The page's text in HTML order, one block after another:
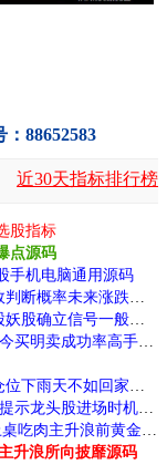
88652583
近30天指标排行榜
股指标
点源码
手机电脑通用源码
通达信【马尔可夫链】副图指标涨停打不打有效判断概率未来涨跌与历史无关源码
通达信原创殷富浮筹交易牛股模型综合模型牛股妖股确立信号一般发生在第二板源码
通达信 【阴线尾盘擒阳】主副图选股 尾盘买入今买明卖成功率高手机电脑通用 源码文件分享
通达信【大盘温度】副图指标行情不好时稳住仓位下雨天不如回家喝茶源码
通达信【龙头启动点】量化副图/选股指标 精准提示龙头股进场时机源码
通达信某处售价688元【锦上添花】副图/选股上桌吃肉主升浪前黄金信号源码
升浪所向披靡源码